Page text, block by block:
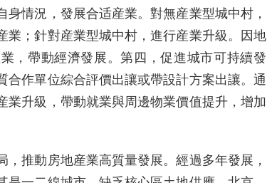
身情況，發展合适産業。對無産業型城中村，
業；針對産業型城中村，進行産業升級。因地
，帶動經濟發展。第四，促進城市可持續發
合作單位綜合評價出讓或帶設計方案出讓。通
業升級，帶動就業與周邊物業價值提升，增加
推動房地産業高質量發展。經過多年發展，